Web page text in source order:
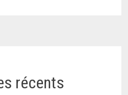
récents